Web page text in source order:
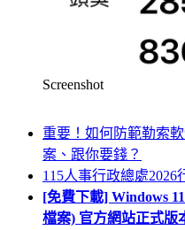
Screenshot
重要！如何防範勒索
案、跟你要錢？
115人事行政總處2026
[免費下載] Windows
檔案) 官方網站正式版